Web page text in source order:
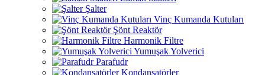
Şalter
Vinç Kumanda Kutuları
Şönt Reaktör
Harmonik Filtre
Yumuşak Yolverici
Parafudr
Kondansatörler